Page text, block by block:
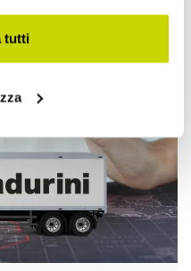
tutti
subito!